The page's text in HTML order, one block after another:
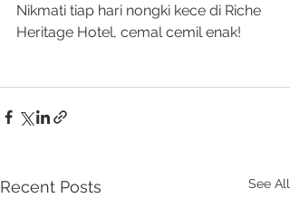
Nikmati tiap hari nongki kece di Riche
Heritage Hotel, cemal cemil enak!
Recent Posts See All